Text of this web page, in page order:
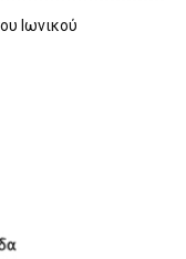
Ιωνικού